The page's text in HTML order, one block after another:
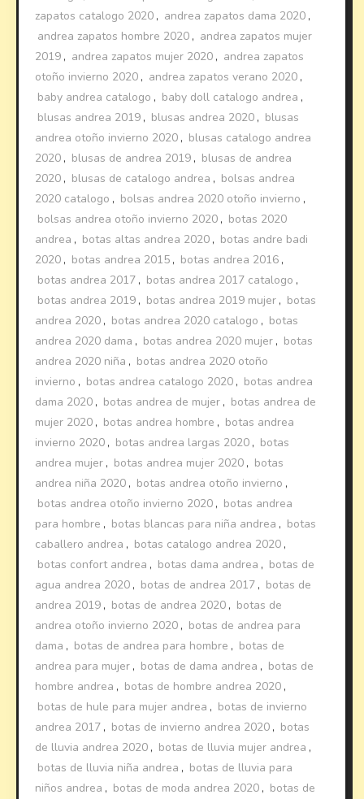
zapatos catalogo 2020 , andrea zapatos dama 2020 ,
andrea zapatos hombre 2020 , andrea zapatos mujer
2019 , andrea zapatos mujer 2020 , andrea zapatos
otoño invierno 2020 , andrea zapatos verano 2020 ,
baby andrea catalogo , baby doll catalogo andrea ,
blusas andrea 2019 , blusas andrea 2020 , blusas
andrea otoño invierno 2020 , blusas catalogo andrea
2020 , blusas de andrea 2019 , blusas de andrea
2020 , blusas de catalogo andrea , bolsas andrea
2020 catalogo , bolsas andrea 2020 otoño invierno ,
bolsas andrea otoño invierno 2020 , botas 2020
andrea , botas altas andrea 2020 , botas andre badi
2020 , botas andrea 2015 , botas andrea 2016 ,
botas andrea 2017 , botas andrea 2017 catalogo ,
botas andrea 2019 , botas andrea 2019 mujer , botas
andrea 2020 , botas andrea 2020 catalogo , botas
andrea 2020 dama , botas andrea 2020 mujer , botas
andrea 2020 niña , botas andrea 2020 otoño
invierno , botas andrea catalogo 2020 , botas andrea
dama 2020 , botas andrea de mujer , botas andrea de
mujer 2020 , botas andrea hombre , botas andrea
invierno 2020 , botas andrea largas 2020 , botas
andrea mujer , botas andrea mujer 2020 , botas
andrea niña 2020 , botas andrea otoño invierno ,
botas andrea otoño invierno 2020 , botas andrea
para hombre , botas blancas para niña andrea , botas
caballero andrea , botas catalogo andrea 2020 ,
botas confort andrea , botas dama andrea , botas de
agua andrea 2020 , botas de andrea 2017 , botas de
andrea 2019 , botas de andrea 2020 , botas de
andrea otoño invierno 2020 , botas de andrea para
dama , botas de andrea para hombre , botas de
andrea para mujer , botas de dama andrea , botas de
hombre andrea , botas de hombre andrea 2020 ,
botas de hule para mujer andrea , botas de invierno
andrea 2017 , botas de invierno andrea 2020 , botas
de lluvia andrea 2020 , botas de lluvia mujer andrea ,
botas de lluvia niña andrea , botas de lluvia para
niños andrea , botas de moda andrea 2020 , botas de